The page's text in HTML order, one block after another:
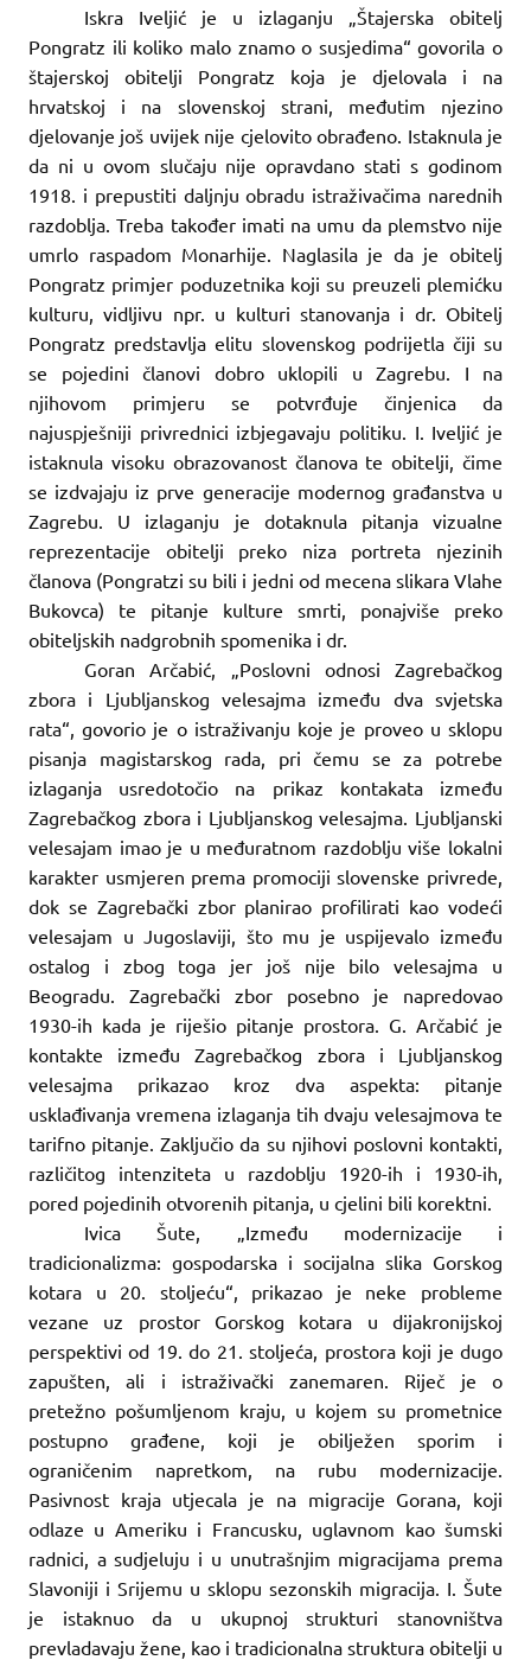
Iskra Iveljić je u izlaganju „Štajerska obitelj
Pongratz ili koliko malo znamo o susjedima“ govorila o
štajerskoj obitelji Pongratz koja je djelovala i na
hrvatskoj i na slovenskoj strani, međutim njezino
djelovanje još uvijek nije cjelovito obrađeno. Istaknula je
da ni u ovom slučaju nije opravdano stati s godinom
1918. i prepustiti daljnju obradu istraživačima narednih
razdoblja. Treba također imati na umu da plemstvo nije
umrlo raspadom Monarhije. Naglasila je da je obitelj
Pongratz primjer poduzetnika koji su preuzeli plemićku
kulturu, vidljivu npr. u kulturi stanovanja i dr. Obitelj
Pongratz predstavlja elitu slovenskog podrijetla čiji su
se pojedini članovi dobro uklopili u Zagrebu. I na
njihovom primjeru se potvrđuje činjenica da
najuspješniji privrednici izbjegavaju politiku. I. Iveljić je
istaknula visoku obrazovanost članova te obitelji, čime
se izdvajaju iz prve generacije modernog građanstva u
Zagrebu. U izlaganju je dotaknula pitanja vizualne
reprezentacije obitelji preko niza portreta njezinih
članova (Pongratzi su bili i jedni od mecena slikara Vlahe
Bukovca) te pitanje kulture smrti, ponajviše preko
obiteljskih nadgrobnih spomenika i dr.
Goran Arčabić, „Poslovni odnosi Zagrebačkog
zbora i Ljubljanskog velesajma između dva svjetska
rata“, govorio je o istraživanju koje je proveo u sklopu
pisanja magistarskog rada, pri čemu se za potrebe
izlaganja usredotočio na prikaz kontakata između
Zagrebačkog zbora i Ljubljanskog velesajma. Ljubljanski
velesajam imao je u međuratnom razdoblju više lokalni
karakter usmjeren prema promociji slovenske privrede,
dok se Zagrebački zbor planirao profilirati kao vodeći
velesajam u Jugoslaviji, što mu je uspijevalo između
ostalog i zbog toga jer još nije bilo velesajma u
Beogradu. Zagrebački zbor posebno je napredovao
1930-ih kada je riješio pitanje prostora. G. Arčabić je
kontakte između Zagrebačkog zbora i Ljubljanskog
velesajma prikazao kroz dva aspekta: pitanje
usklađivanja vremena izlaganja tih dvaju velesajmova te
tarifno pitanje. Zaključio da su njihovi poslovni kontakti,
različitog intenziteta u razdoblju 1920-ih i 1930-ih,
pored pojedinih otvorenih pitanja, u cjelini bili korektni.
Ivica Šute, „Između modernizacije i
tradicionalizma: gospodarska i socijalna slika Gorskog
kotara u 20. stoljeću“, prikazao je neke probleme
vezane uz prostor Gorskog kotara u dijakronijskoj
perspektivi od 19. do 21. stoljeća, prostora koji je dugo
zapušten, ali i istraživački zanemaren. Riječ je o
pretežno pošumljenom kraju, u kojem su prometnice
postupno građene, koji je obilježen sporim i
ograničenim napretkom, na rubu modernizacije.
Pasivnost kraja utjecala je na migracije Gorana, koji
odlaze u Ameriku i Francusku, uglavnom kao šumski
radnici, a sudjeluju i u unutrašnjim migracijama prema
Slavoniji i Srijemu u sklopu sezonskih migracija. I. Šute
je istaknuo da u ukupnoj strukturi stanovništva
prevladavaju žene, kao i tradicionalna struktura obitelji u